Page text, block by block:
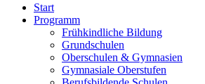
Start
Programm
Frühkindliche Bildung
Grundschulen
Oberschulen & Gymnasien
Gymnasiale Oberstufen